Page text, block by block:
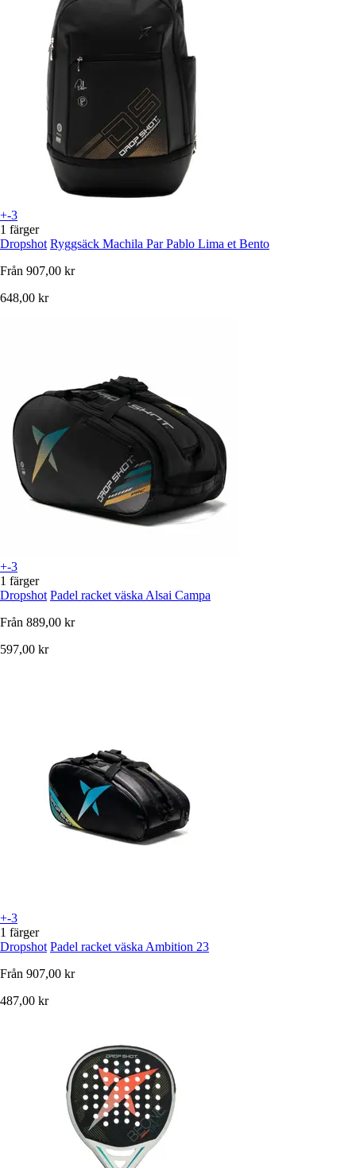
+-3
1 färger
Dropshot Ryggsäck Machila Par Pablo Lima et Bento
Från 907,00 kr
648,00 kr
+-3
1 färger
Dropshot Padel racket väska Alsai Campa
Från 889,00 kr
597,00 kr
+-3
1 färger
Dropshot Padel racket väska Ambition 23
Från 907,00 kr
487,00 kr